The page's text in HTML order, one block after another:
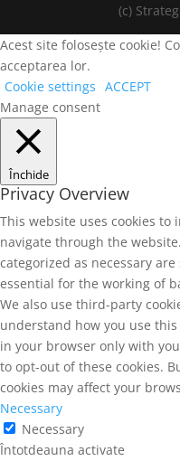
(c)
Acest site folosește cookie!
acceptarea lor.
Cookie settings ACCEPT
Manage consent
Închide
Privacy Overview
This website uses cookies to
navigate through the
categorized as necessary
essential for the working of
We also use third-party
understand how you use
in your browser only with
to opt-out of these cookies.
cookies may affect your
Necessary
Necessary
Întotdeauna activate